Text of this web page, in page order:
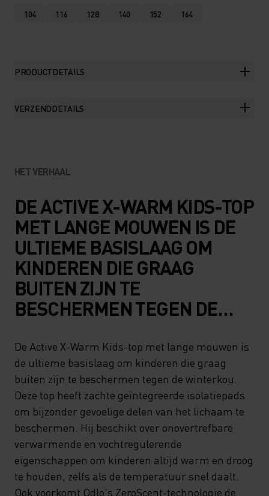
104 116 128 140 152 164
PRODUCTDETAILS
VERZENDDETAILS
HET VERHAAL
DE ACTIVE X-WARM KIDS-TOP
MET LANGE MOUWEN IS DE
ULTIEME BASISLAAG OM
KINDEREN DIE GRAAG
BUITEN ZIJN TE
BESCHERMEN TEGEN DE
HEEFT ZACHTE
GEÏNTEGREERDE
ISOLATIEPADS OM
BIJZONDER GEVOELIGE
DELEN VAN HET LICHAAM TE
BESCHERMEN. HIJ BESCHIKT
OVER ONOVERTREFBARE
De Active X-Warm Kids-top met lange mouwen is
de ultieme basislaag om kinderen die graag
buiten zijn te beschermen tegen de winterkou.
Deze top heeft zachte geïntegreerde isolatiepads
om bijzonder gevoelige delen van het lichaam te
beschermen. Hij beschikt over onovertrefbare
verwarmende en vochtregulerende
eigenschappen om kinderen altijd warm en droog
te houden, zelfs als de temperatuur snel daalt.
Ook voorkomt Odlo's ZeroScent-technologie de